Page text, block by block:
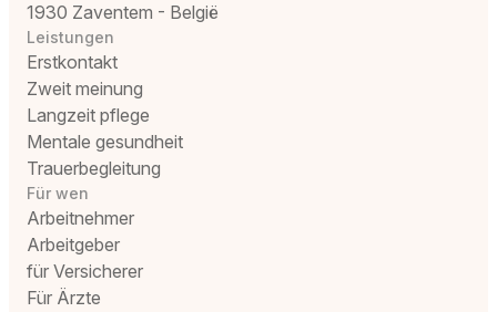
1930 Zaventem - België
Leistungen
Erstkontakt
Zweit meinung
Langzeit pflege
Mentale gesundheit
Trauerbegleitung
Für wen
Arbeitnehmer
Arbeitgeber
für Versicherer
Für Ärzte